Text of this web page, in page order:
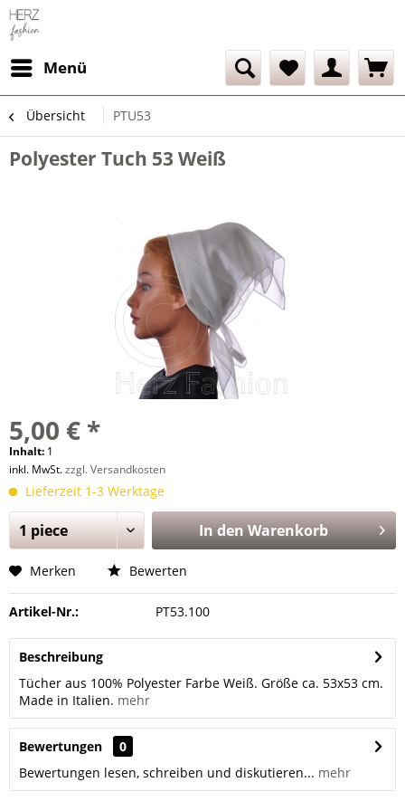
Menü
Übersicht PTU53
Polyester Tuch 53 Weiß
5,00 € *
Inhalt: 1
inkl. MwSt.zzgl. Versandkosten
Lieferzeit 1-3 Werktage
In denWarenkorb
Merken Bewerten
Artikel-Nr.: PT53.100
Beschreibung
Tücher aus 100% Polyester Farbe Weiß. Größe ca. 53x53 cm.
Made in Italien. mehr
Bewertungen
0
Bewertungen lesen, schreiben und diskutieren... mehr